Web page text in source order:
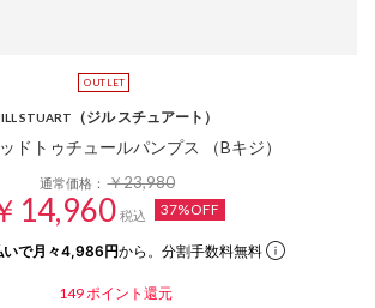
STUART （ジル スチュアート）
ドトゥチュールパンプス （Bキジ）
通常価格：￥23,980
14,960 税込 37%OFF
いで月々4,986円から。分割手数料無料
149 ポイント還元